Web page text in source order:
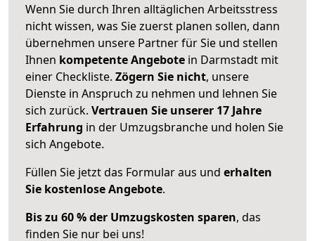
Wenn Sie durch Ihren alltäglichen Arbeitsstress
nicht wissen, was Sie zuerst planen sollen, dann
übernehmen unsere Partner für Sie und stellen
Ihnen kompetente Angebote in Darmstadt mit
einer Checkliste. Zögern Sie nicht, unsere
Dienste in Anspruch zu nehmen und lehnen Sie
sich zurück. Vertrauen Sie unserer 17 Jahre
Erfahrung in der Umzugsbranche und holen Sie
sich Angebote.
Füllen Sie jetzt das Formular aus und erhalten
Sie kostenlose Angebote.
Bis zu 60 % der Umzugskosten sparen, das
finden Sie nur bei uns!